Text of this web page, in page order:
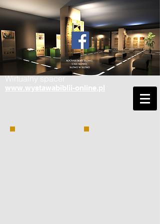
Wirtualny spacer
www.wystawabiblii-online.pl